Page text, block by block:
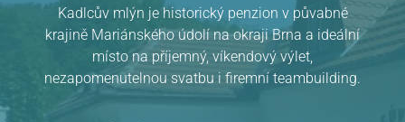
Kadlcův mlýn je historický penzion v půvabné
krajině Mariánského údolí na okraji Brna a ideální
místo na příjemný, víkendový výlet,
nezapomenutelnou svatbu i firemní teambuilding.